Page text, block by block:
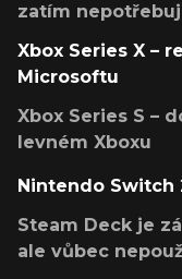
zatím
Xbox Series X –
Microsoftu
Xbox Series S –
levném Xboxu
Nintendo Switch
Steam Deck je
ale vůbec